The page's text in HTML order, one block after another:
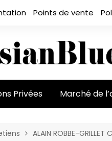
Points de vente
Privées Marché de
acteurs
ALAIN ROBBE-GRILLET